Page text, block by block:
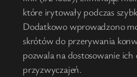
które irytowały podczas
Dodatkowo wprowadzono
skrótów do przerywania
pozwala na dostosowanie ich
przyzwyczajeń.